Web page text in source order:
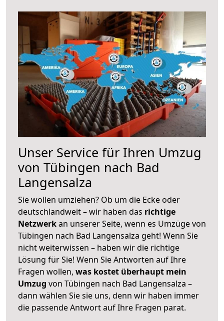
Unser Service für Ihren Umzug
von Tübingen nach Bad
Langensalza
Sie wollen umziehen? Ob um die Ecke oder
deutschlandweit – wir haben das richtige
Netzwerkan unserer Seite, wenn es Umzüge von
Tübingen nach Bad Langensalza geht! Wenn Sie
nicht weiterwissen – haben wir die richtige
Lösung für Sie! Wenn Sie Antworten auf Ihre
Fragen wollen, was kostet überhaupt mein
Umzug von Tübingen nach Bad Langensalza –
dann wählen Sie sie uns, denn wir haben immer
die passende Antwort auf Ihre Fragen parat.